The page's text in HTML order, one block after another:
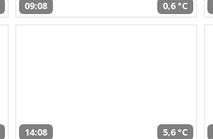
09:08 0,6 °C
14:08 5,6 °C